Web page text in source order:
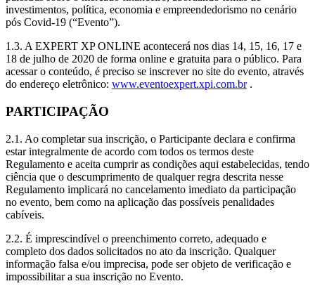
investimentos, política, economia e empreendedorismo no cenário
pós Covid-19 (“Evento”).
1.3. A EXPERT XP ONLINE acontecerá nos dias 14, 15, 16, 17 e
18 de julho de 2020 de forma online e gratuita para o público. Para
acessar o conteúdo, é preciso se inscrever no site do evento, através
do endereço eletrônico: www.eventoexpert.xpi.com.br.
PARTICIPAÇÃO
2.1. Ao completar sua inscrição, o Participante declara e confirma
estar integralmente de acordo com todos os termos deste
Regulamento e aceita cumprir as condições aqui estabelecidas, tendo
ciência que o descumprimento de qualquer regra descrita nesse
Regulamento implicará no cancelamento imediato da participação
no evento, bem como na aplicação das possíveis penalidades
cabíveis.
2.2. É imprescindível o preenchimento correto, adequado e
completo dos dados solicitados no ato da inscrição. Qualquer
informação falsa e/ou imprecisa, pode ser objeto de verificação e
impossibilitar a sua inscrição no Evento.